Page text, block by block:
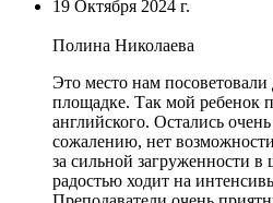
19 Октября 2024 г.
Полина Николаева
Это место нам посоветовали
площадке. Так мой ребенок
английского. Остались
сожалению, нет
за сильной загруженности в
радостью ходит на